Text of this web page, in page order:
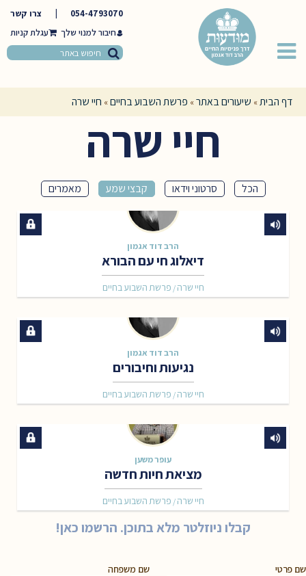
054-4793070
צרו קשר
חיבור למנוי שלך
דף הבית» שיעורים באתר» פרשת השבוע בחיים» חיי שרה
חיי שרה
הכל סרטוני וידאו קבצי שמע מאמרים
הרב דוד אגמון
דיאלוג חי עם הבורא
פרשת השבוע בחיים / חיי שרה
הרב דוד אגמון
נגיעות וחיבורים
פרשת השבוע בחיים / חיי שרה
עופר משען
מציאת חיות חדשה
פרשת השבוע בחיים / חיי שרה
קבלו ניוזלטר מלא בתוכן. הרשמו כאן!
שם פרטי שם משפחה